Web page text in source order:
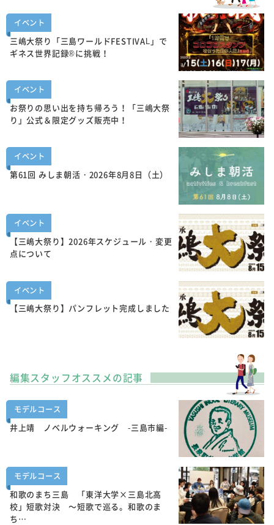
イベント
三嶋大祭り「三島ワールドFESTIVAL」で
ギネス世界記録®に挑戦！
イベント
お祭りの思い出を持ち帰ろう！「三嶋大祭
り」公式＆限定グッズ販売中！
イベント
第61回 みしま朝活・2026年8月8日（土）
イベント
【三嶋大祭り】2026年スケジュール・変更
点について
イベント
【三嶋大祭り】パンフレット完成しました
編集スタッフオススメの記事
モデルコース
井上靖 ノベルウォーキング -三島市編-
モデルコース
和歌のまち三島 「東洋大学×三島北高
校」短歌対決 ～短歌で巡る。和歌のま
ち…